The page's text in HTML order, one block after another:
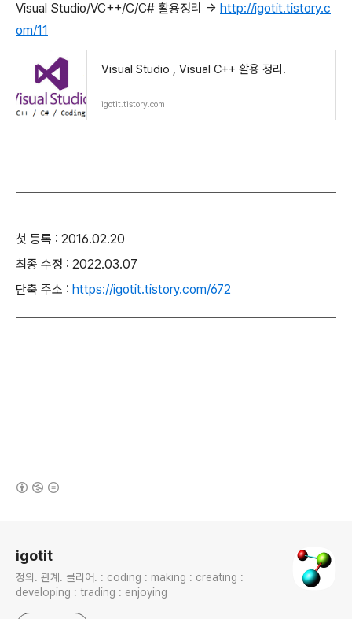
Visual Studio/VC++/C/C# 활용정리 -> http://igotit.tistory.c
om/11
Visual Studio , Visual C++ 활용 정리.
igotit.tistory.com
첫 등록 : 2016.02.20
최종 수정 : 2022.03.07
단축 주소 : https://igotit.tistory.com/672
igotit
정의. 관계. 클리어. : coding : making : creating :
developing : trading : enjoying